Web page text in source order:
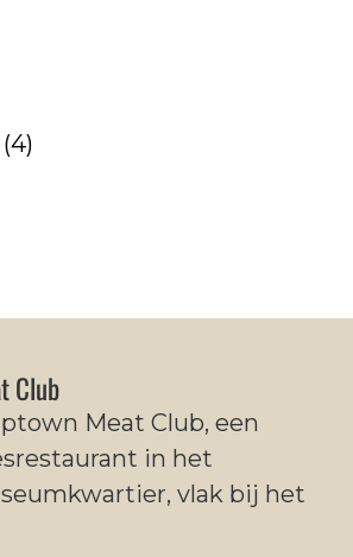
(4)
Club
Meat Club, een
in het
vlak bij het